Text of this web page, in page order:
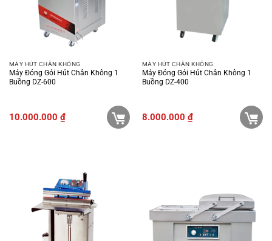
MÁY HÚT CHÂN KHÔNG
Máy Đóng Gói Hút Chân Không 1
Buồng DZ-600
10.000.000 ₫
MÁY HÚT CHÂN KHÔNG
Máy Đóng Gói Hút Chân Không 1
Buồng DZ-400
8.000.000 ₫